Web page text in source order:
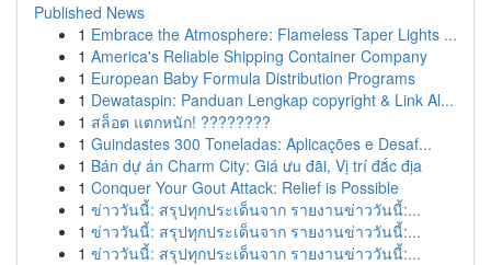
Published News
1 Embrace the Atmosphere: Flameless Taper Lights ...
1 America's Reliable Shipping Container Company
1 European Baby Formula Distribution Programs
1 Dewataspin: Panduan Lengkap copyright & Link Al...
1 สล็อต แตกหนัก! ????????
1 Guindastes 300 Toneladas: Aplicações e Desaf...
1 Bán dự án Charm City: Giá ưu đãi, Vị trí đắc địa
1 Conquer Your Gout Attack: Relief is Possible
1 ข่าววันนี้: สรุปทุกประเด็นจาก รายงานข่าววันนี้:...
1 ข่าววันนี้: สรุปทุกประเด็นจาก รายงานข่าววันนี้:...
1 ข่าววันนี้: สรุปทุกประเด็นจาก รายงานข่าววันนี้:...